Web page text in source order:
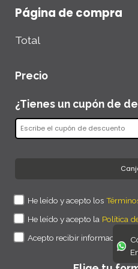
Página de compra
Total
Precio
¿Tienes un cupón de
He leído y acepto los
He leído y acepto la Política
Acepto recibir información